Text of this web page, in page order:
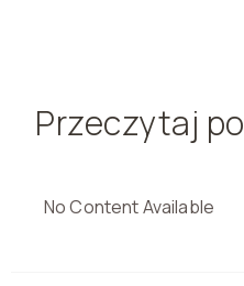
Przeczytaj
No Content Available